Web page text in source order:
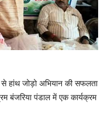
से हांथ जोड़ो अभियान की सफलता
बंजरिया पंडाल में एक कार्यक्रम